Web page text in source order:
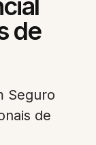
de
Seguro
de